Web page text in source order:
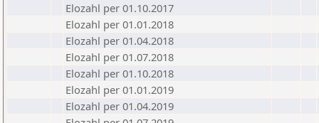
Elozahl per 01.10.2017
Elozahl per 01.01.2018
Elozahl per 01.04.2018
Elozahl per 01.07.2018
Elozahl per 01.10.2018
Elozahl per 01.01.2019
Elozahl per 01.04.2019